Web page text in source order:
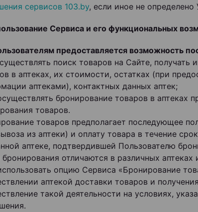
сервисов 103.by, если иное не определено
Сервиса и его функциональных
предоставляется возможность
поиск товаров на Сайте,
в аптеках, их стоимости, остатках (при
аптеками), контактных данных аптек;
бронирование товаров в аптеках
товаров.
товаров предполагает последующее
из аптеки) и оплату товара в течение
аптеке, подтвердившей Пользователю
бронирования отличаются в различных
опцию Сервиса «Бронирование
аптекой доставки товаров и
такой деятельности на условиях,